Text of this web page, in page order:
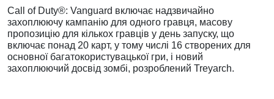
Call of Duty®: Vanguard включає надзвичайно
захоплюючу кампанію для одного гравця, масову
пропозицію для кількох гравців у день запуску, що
включає понад 20 карт, у тому числі 16 створених для
основної багатокористувацької гри, і новий
захоплюючий досвід зомбі, розроблений Treyarch.